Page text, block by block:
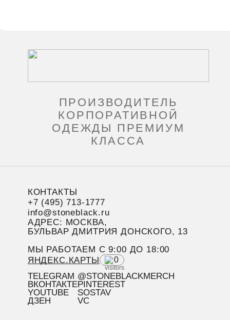
ПРОИЗВОДИТЕЛЬ
КОРПОРАТИВНОЙ
ОДЕЖДЫ ПРЕМИУМ
КЛАССА
КОНТАКТЫ
+7 (495) 713-1777
info@stoneblack.ru
АДРЕС: МОСКВА,
БУЛЬВАР ДМИТРИЯ ДОНСКОГО, 13
МЫ РАБОТАЕМ C 9:00 ДО 18:00
ЯНДЕКС.КАРТЫ
0
TELEGRAM
ВКОНТАКТЕ
YOUTUBE
ДЗЕН
@STONEBLACKMERCH
PINTEREST
SOSTAV
VC